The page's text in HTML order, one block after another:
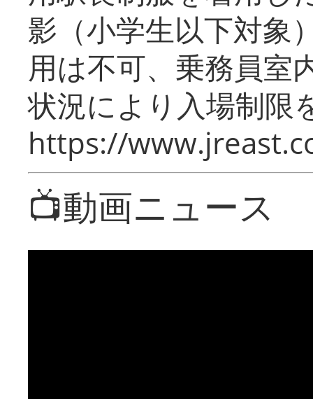
影（小学生以下対象
用は不可、乗務員室
状況により入場制限
https://
📺動画ニュース